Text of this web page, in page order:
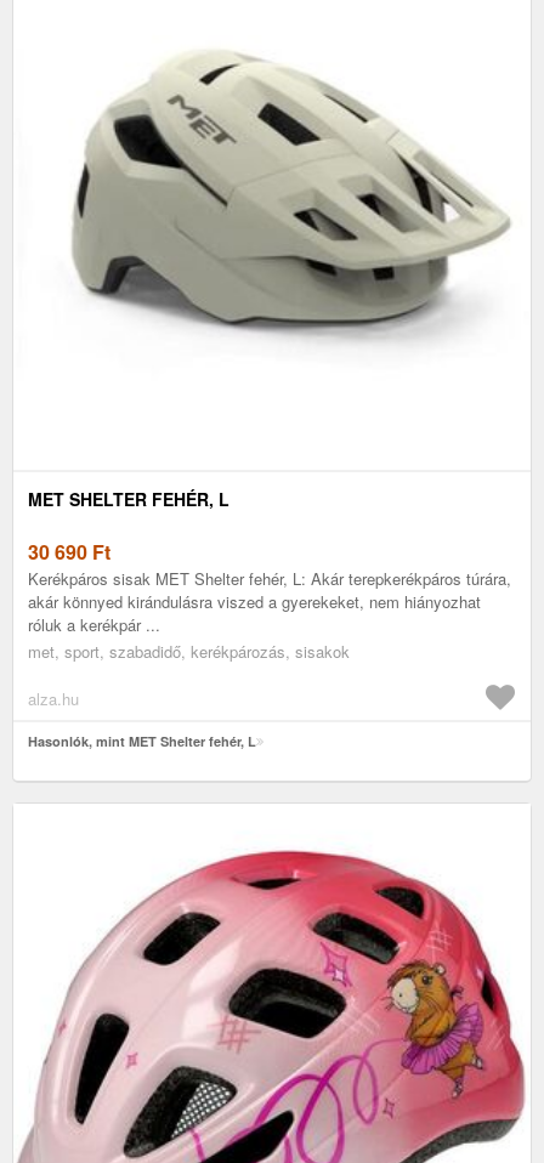
MET SHELTER FEHÉR, L
30 690 Ft
Kerékpáros sisak MET Shelter fehér, L: Akár terepkerékpáros túrára,
akár könnyed kirándulásra viszed a gyerekeket, nem hiányozhat
róluk a kerékpár ...
met, sport, szabadidő, kerékpározás, sisakok
alza.hu
Hasonlók, mint MET Shelter fehér, L